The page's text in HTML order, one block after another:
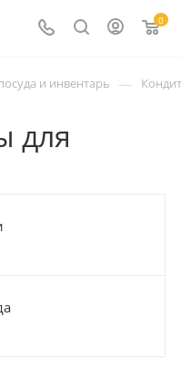
0
и инвентарь —
для